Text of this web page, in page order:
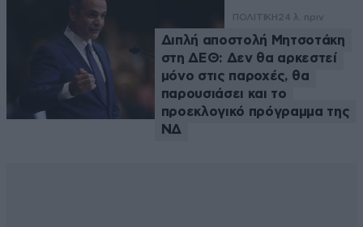
ΠΟΛΙΤΙΚΗ24 λ. πριν
Διπλή αποστολή Μητσοτάκη
στη ΔΕΘ: Δεν θα αρκεστεί
μόνο στις παροχές, θα
παρουσιάσει και το
προεκλογικό πρόγραμμα της
ΝΔ